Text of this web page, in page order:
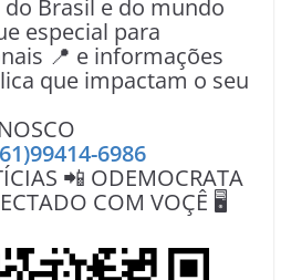
Brasil e do mundo
especial para
📍 e informações
que impactam o seu
6986
📲 ODEMOCRATA
COM VOÇÊ 🖥️